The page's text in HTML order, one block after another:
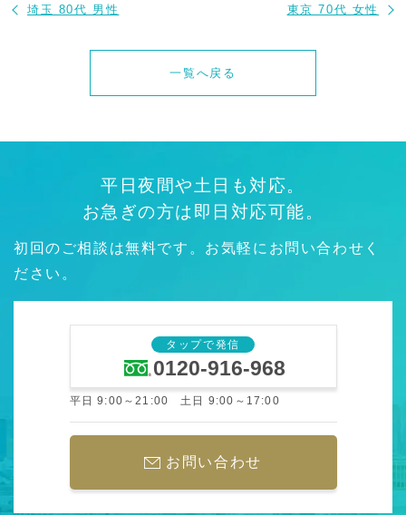
埼玉 80代 男性
一覧へ戻る
東京 70代 女性
平日夜間や土日も対応。
お急ぎの方は即日対応可能。
初回のご相談は無料です。お気軽にお問い合わせく
ださい。
タップで発信
0120-916-968
平日 9:00～21:00 土日 9:00～17:00
お問い合わせ